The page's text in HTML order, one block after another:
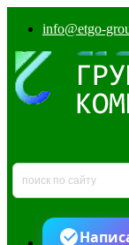
info@etgo-